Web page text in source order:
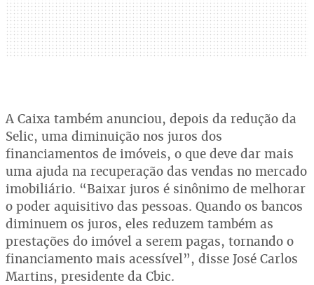
A Caixa também anunciou, depois da redução da
Selic, uma diminuição nos juros dos
financiamentos de imóveis, o que deve dar mais
uma ajuda na recuperação das vendas no mercado
imobiliário. “Baixar juros é sinônimo de melhorar
o poder aquisitivo das pessoas. Quando os bancos
diminuem os juros, eles reduzem também as
prestações do imóvel a serem pagas, tornando o
financiamento mais acessível”, disse José Carlos
Martins, presidente da Cbic.